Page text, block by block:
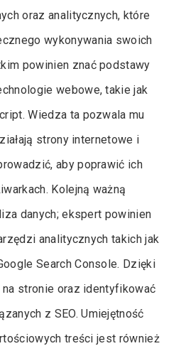
oraz analitycznych, które
wykonywania swoich
powinien znać podstawy
webowe, takie jak
Wiedza ta pozwala mu
strony internetowe i
aby poprawić ich
Kolejną ważną
danych; ekspert powinien
analitycznych takich jak
Search Console. Dzięki
stronie oraz identyfikować
z SEO. Umiejętność
treści jest również